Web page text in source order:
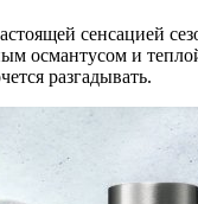
сенсацией
османтусом и
разгадывать.